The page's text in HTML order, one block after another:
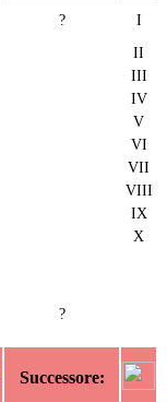
?
I
II
III
IV
V
VI
VII
VIII
IX
X
?
Successore: